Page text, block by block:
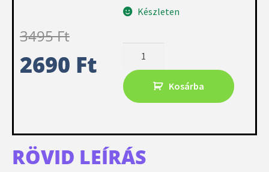
3495Ft
2690 Ft
Készleten
Kosárba
RÖVID LEÍRÁS